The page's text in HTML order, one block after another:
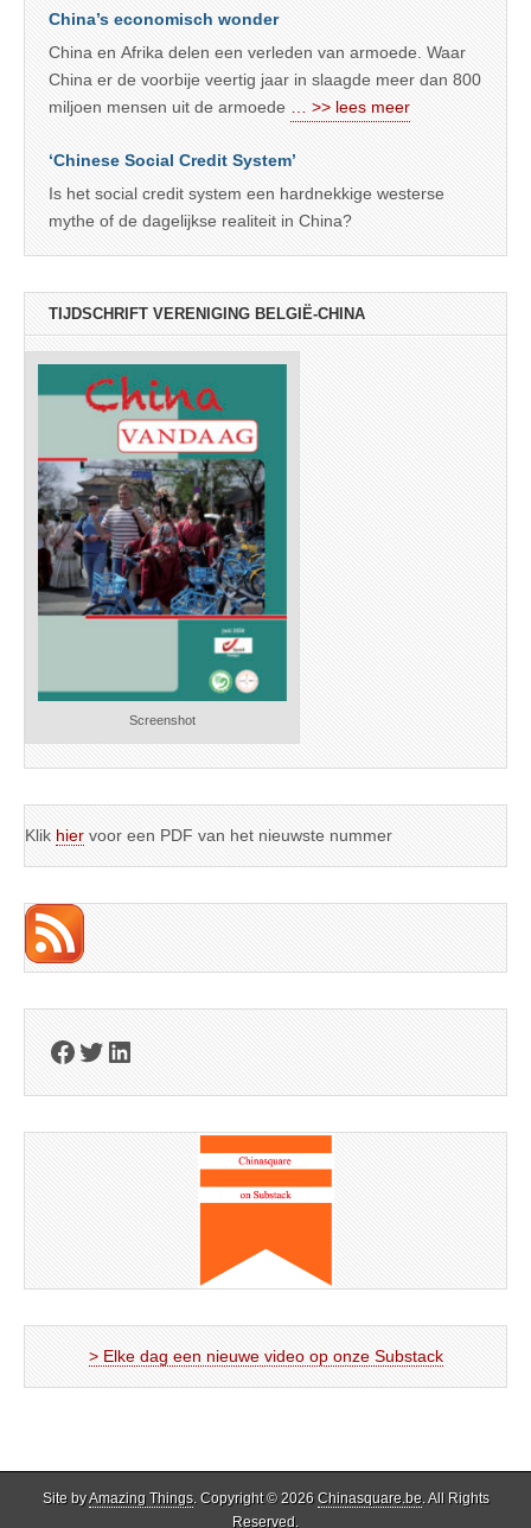
China’s economisch wonder
China en Afrika delen een verleden van armoede. Waar
China er de voorbije veertig jaar in slaagde meer dan 800
miljoen mensen uit de armoede
… >> lees meer
‘Chinese Social Credit System’
Is het social credit system een hardnekkige westerse
mythe of de dagelijkse realiteit in China?
TIJDSCHRIFT VERENIGING BELGIË-CHINA
Screenshot
Klik hier voor een PDF van het nieuwste nummer
Facebook
Twitter
LinkedIn
> Elke dag een nieuwe video op onze Substack
Site byAmazing Things. Copyright © 2026 Chinasquare.be. All Rights
Reserved.